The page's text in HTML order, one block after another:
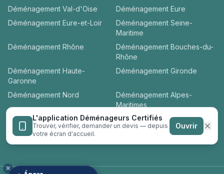
Déménagement Val-d'Oise Déménagement Eure
Déménagement Eure-et-Loir Déménagement Seine-
Maritime
Déménagement Rhône Déménagement Bouches-du-
Rhône
Déménagement Haute-
Garonne
Déménagement Gironde
Déménagement Nord Déménagement Alpes-
Maritimes
DéménagementLoire-
Atlantique
DéménagementHérault
L'application Déménageurs Certifiés
Trouver, vérifier, demander un devis — depuis
votre écran d'accueil.
Ouvrir
✕